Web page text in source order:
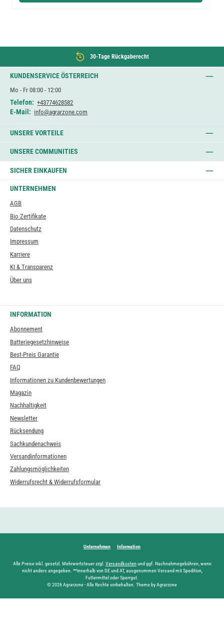
30-Tage Rückgaberecht
KUNDENSERVICE ÖSTERREICH
Mo - Fr 08:00 - 12:00
Telefon: +43774628582
E-Mail: info@agrarzone.com
UNSERE VORTEILE
UNSERE COMMUNITIES
SICHER EINKAUFEN
UNTERNEHMEN
AGB
Bio Zertifikate
Datenschutz
Impressum
Karriere
KI & Transparenz
Über uns
INFORMATION
Abonnement
Batteriegesetzhinweise
Best-Preis Garantie
FAQ
Informationen zu Kundenbewertungen
Magazin
Nachhaltigkeit
Newsletter
Rücksendung
Sachkundenachweis
Versandinformationen
Zahlungsmöglichkeiten
Widerrufsrecht & Widerrufsformular
Unternehmen Information
Alle Preise inkl. gesetzl. Mehrwertsteuer zzgl. Versandkostenund ggf. Nachnahmegebühren, wenn
nicht anders angegeben. **innerhalb von DE und AT, ausgenommen Versand mit Spedition,
Futtermittel oder Sperrgut.
© 2026 Agrarzone - Alle Rechte vorbehalten. Theme by Agrarzone